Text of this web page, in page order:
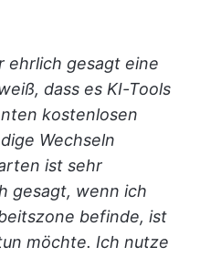
ehrlich gesagt eine
dass es KI-Tools
kostenlosen
Wechseln
ist sehr
gesagt, wenn ich
befinde, ist
möchte. Ich nutze